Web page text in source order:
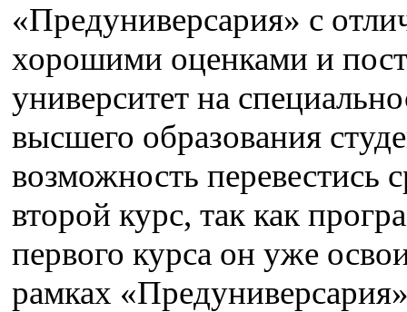
«Предуниверсария» с
хорошими оценками и
университет на
высшего образования
возможность перевестись
второй курс, так как
первого курса он уже
рамках